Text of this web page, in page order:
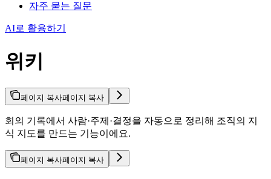
자주 묻는 질문
AI로 활용하기
위키
페이지 복사페이지 복사
회의 기록에서 사람·주제·결정을 자동으로 정리해 조직의 지
식 지도를 만드는 기능이에요.
페이지 복사페이지 복사